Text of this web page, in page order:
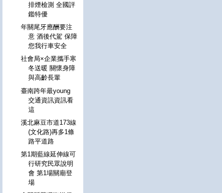
排煙檢測 全國評
鑑特優
年關尾牙應酬要注
意 酒後代駕 保障
您我行車安全
社會局×企業攜手寒
冬送暖 關懷身障
與高齡長輩
臺南跨年最young
交通資訊資訊看
這
溪北麻豆市道173線
(文化路)再多1條
路平道路
第1期藍線延伸線可
行研究民眾說明
會 第1場關廟登
場